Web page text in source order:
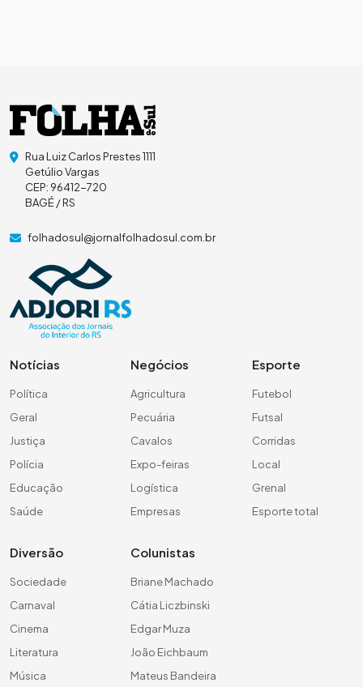
Rua Luiz Carlos Prestes 1111
Getúlio Vargas
CEP: 96412-720
BAGÉ / RS
folhadosul@jornalfolhadosul.com.br
Notícias
Política
Geral
Justiça
Polícia
Educação
Saúde
Negócios
Agricultura
Pecuária
Cavalos
Expo-feiras
Logística
Empresas
Esporte
Futebol
Futsal
Corridas
Local
Grenal
Esporte total
Diversão
Sociedade
Carnaval
Cinema
Literatura
Música
Colunistas
Briane Machado
Cátia Liczbinski
Edgar Muza
João Eichbaum
Mateus Bandeira